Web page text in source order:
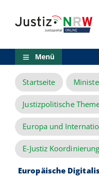
Inhalt
(Sprungmarken)
Menü
Zur
Suche
Zur
NRW-
Entscheidungssuche
Zur
Hauptnavigation
Zum
aktuellen
Inhalt
ausgewählten
Menü
Startseite
Justizpolitische
Europa und
Europäische